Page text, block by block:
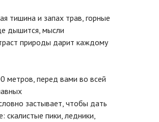
тишина и запах трав, горные
дышится, мысли
природы дарит каждому
метров, перед вами во всей
застывает, чтобы дать
скалистые пики, ледники,